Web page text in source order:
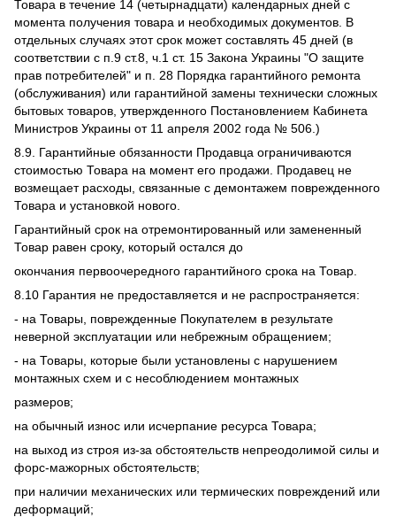
Товара в течение 14 (четырнадцати) календарных дней с
момента получения товара и необходимых документов. В
отдельных случаях этот срок может составлять 45 дней (в
соответствии с п.9 ст.8, ч.1 ст. 15 Закона Украины "О защите
прав потребителей" и п. 28 Порядка гарантийного ремонта
(обслуживания) или гарантийной замены технически сложных
бытовых товаров, утвержденного Постановлением Кабинета
Министров Украины от 11 апреля 2002 года № 506.)
8.9. Гарантийные обязанности Продавца ограничиваются
стоимостью Товара на момент его продажи. Продавец не
возмещает расходы, связанные с демонтажем поврежденного
Товара и установкой нового.
Гарантийный срок на отремонтированный или замененный
Товар равен сроку, который остался до
окончания первоочередного гарантийного срока на Товар.
8.10 Гарантия не предоставляется и не распространяется:
- на Товары, поврежденные Покупателем в результате
неверной эксплуатации или небрежным обращением;
- на Товары, которые были установлены с нарушением
монтажных схем и с несоблюдением монтажных
размеров;
на обычный износ или исчерпание ресурса Товара;
на выход из строя из-за обстоятельств непреодолимой силы и
форс-мажорных обстоятельств;
при наличии механических или термических повреждений или
деформаций;